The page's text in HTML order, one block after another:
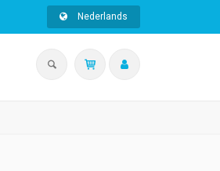
Nederlands